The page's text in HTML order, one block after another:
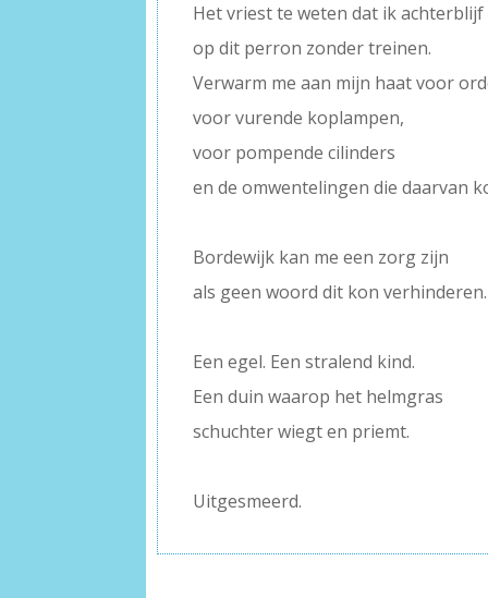
Het vriest te weten dat ik achterblijf
op dit perron zonder treinen.
Verwarm me aan mijn haat voor
voor vurende koplampen,
voor pompende cilinders
en de omwentelingen die daarvan
Bordewijk kan me een zorg zijn
als geen woord dit kon verhinderen.
Een egel. Een stralend kind.
Een duin waarop het helmgras
schuchter wiegt en priemt.
Uitgesmeerd.